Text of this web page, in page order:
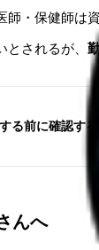
師・保健師は
されるが、
る前に確認す
んへ